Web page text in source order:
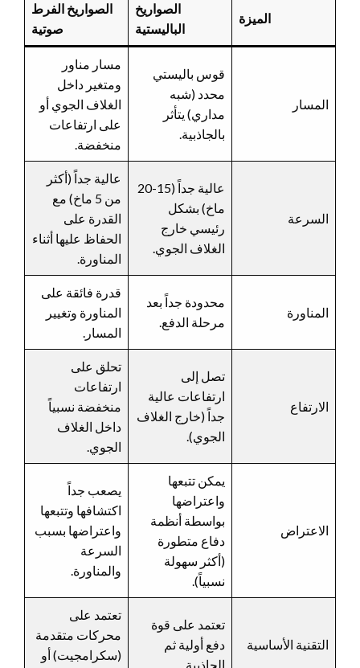
الميزة
الصواريخ
الباليستية
الصواريخ الفرط
صوتية
المسار
قوس باليستي
محدد (شبه
مداري) يتأثر
بالجاذبية.
مسار مناور
ومتغير داخل
الغلاف الجوي أو
على ارتفاعات
منخفضة.
السرعة
عالية جداً (15-20
ماخ) بشكل
رئيسي خارج
الغلاف الجوي.
عالية جداً (أكثر
من 5 ماخ) مع
القدرة على
الحفاظ عليها أثناء
المناورة.
المناورة
محدودة جداً بعد
مرحلة الدفع.
قدرة فائقة على
المناورة وتغيير
المسار.
الارتفاع
تصل إلى
ارتفاعات عالية
جداً (خارج الغلاف
الجوي).
تحلق على
ارتفاعات
منخفضة نسبياً
داخل الغلاف
الجوي.
الاعتراض
يمكن تتبعها
واعتراضها
بواسطة أنظمة
دفاع متطورة
(أكثر سهولة
نسبياً).
يصعب جداً
اكتشافها وتتبعها
واعتراضها بسبب
السرعة
والمناورة.
التقنية الأساسية
تعتمد على قوة
دفع أولية ثم
الجاذبية.
تعتمد على
محركات متقدمة
(سكرامجيت) أو